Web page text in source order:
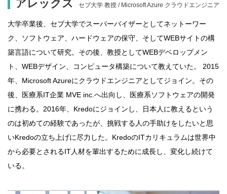
アレックス セブ大学 教授 / Microsoft Azure クラウドエンジニア
大学卒業後、セブ大学でスーパーバイザーとしてネットーワー
ク、ソフトウェア、ハードウェアの保守、そしてWEBサイトの構
築言語について研究。その後、教授としてWEBデベロップメン
ト、WEBデザイン、コンピュータ構築について教えていた。 2015
年、Microsoft Azureにクラウドエンジニアとしてジョイン。その
後、医療系IT企業 MVE inc.へ出向し、医療系ソフトウェアの開発
に携わる。2016年、Kredoにジョインし、日本人に教えるという
のは初めての経験であったが、挑戦する人の手助けをしたいと思
いKredoの立ち上げに尽力した。KredoのITカリキュラムは世界中
から必要とされるIT人材を輩出するために成長し、変化し続けて
いる。